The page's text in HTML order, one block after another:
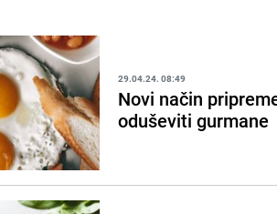
29.04.24. 08:49
Novi način
oduševiti gurmane